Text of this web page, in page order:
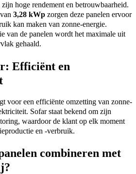
hoge rendement en betrouwbaarheid.
3,28 kWp zorgen deze panelen ervoor
kan maken van zonne-energie.
van de panelen wordt het maximale uit
gehaald.
Efficiënt en
voor een efficiënte omzetting van zonne-
Sofar staat bekend om zijn
waardoor de klant op elk moment
en -verbruik.
combineren met